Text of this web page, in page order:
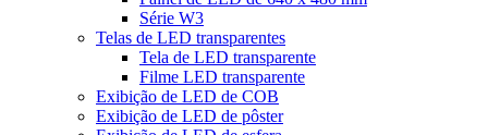
Série W3
Telas de LED transparentes
Tela de LED transparente
Filme LED transparente
Exibição de LED de COB
Exibição de LED de pôster